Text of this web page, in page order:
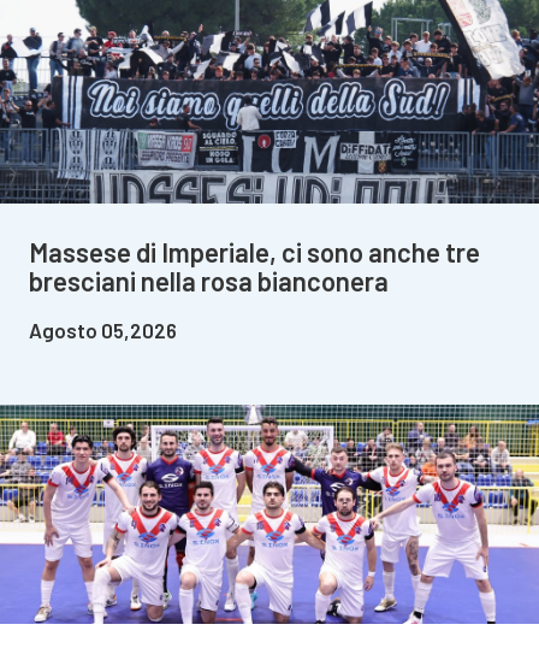
Massese di Imperiale, ci sono anche tre
bresciani nella rosa bianconera
Agosto 05,2026